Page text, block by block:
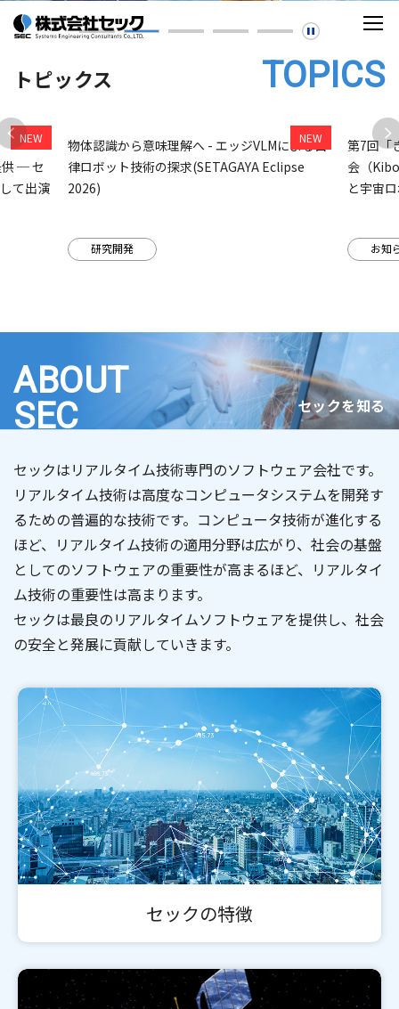
トピックス TOPICS
供 ─ セ
て出演
研究開発
物体認識から意味理解へ - エッジVLMによる自
律ロボット技術の探求(SETAGAYA Eclipse
2026)
お知
第7回「
会（
と宇宙
セックを知る
ABOUT
SEC
セックはリアルタイム技術専門のソフトウェア会社です。
リアルタイム技術は高度なコンピュータシステムを開発す
るための普遍的な技術です。コンピュータ技術が進化する
ほど、リアルタイム技術の適用分野は広がり、社会の基盤
としてのソフトウェアの重要性が高まるほど、リアルタイ
ム技術の重要性は高まります。
セックは最良のリアルタイムソフトウェアを提供し、社会
の安全と発展に貢献していきます。
セックの特徴